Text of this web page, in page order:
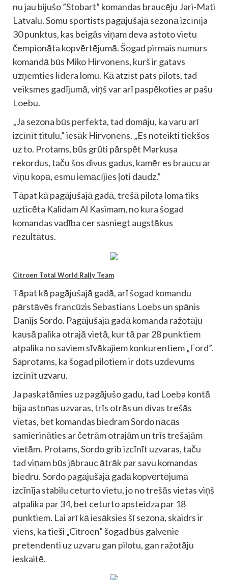
nu jau bijušo ”Stobart” komandas braucēju Jari-Mati
Latvalu. Somu sportists pagājušajā sezonā izcīnīja
30 punktus, kas beigās viņam deva astoto vietu
čempionāta kopvērtējumā. Šogad pirmais numurs
komandā būs Miko Hirvonens, kurš ir gatavs
uzņemties līdera lomu. Kā atzīst pats pilots, tad
veiksmes gadījumā, viņš var arī paspēkoties ar pašu
Loebu.
„Ja sezona būs perfekta, tad domāju, ka varu arī
izcīnīt titulu,” iesāk Hirvonens. „Es noteikti tiekšos
uz to. Protams, būs grūti pārspēt Markusa
rekordus, taču šos divus gadus, kamēr es braucu ar
viņu kopā, esmu iemācījies ļoti daudz.”
Tāpat kā pagājušajā gadā, trešā pilota loma tiks
uzticēta Kalidam Al Kasimam, no kura šogad
komandas vadība cer sasniegt augstākus
rezultātus.
Citroen Total World Rally Team
Tāpat kā pagājušajā gadā, arī šogad komandu
pārstāvēs francūzis Sebastians Loebs un spānis
Danijs Sordo. Pagājušajā gadā komanda ražotāju
kausā palika otrajā vietā, kur tā par 28 punktiem
atpalika no saviem sīvākajiem konkurentiem „Ford”.
Saprotams, ka šogad pilotiem ir dots uzdevums
izcīnīt uzvaru.
Ja paskatāmies uz pagājušo gadu, tad Loeba kontā
bija astoņas uzvaras, trīs otrās un divas trešās
vietas, bet komandas biedram Sordo nācās
samierināties ar četrām otrajām un trīs trešajām
vietām. Protams, Sordo grib izcīnīt uzvaras, taču
tad viņam būs jābrauc ātrāk par savu komandas
biedru. Sordo pagājušajā gadā kopvērtējumā
izcīnīja stabilu ceturto vietu, jo no trešās vietas viņš
atpalika par 34, bet ceturto apsteidza par 18
punktiem. Lai arī kā iesāksies šī sezona, skaidrs ir
viens, ka tieši „Citroen” šogad būs galvenie
pretendenti uz uzvaru gan pilotu, gan ražotāju
ieskaitē.